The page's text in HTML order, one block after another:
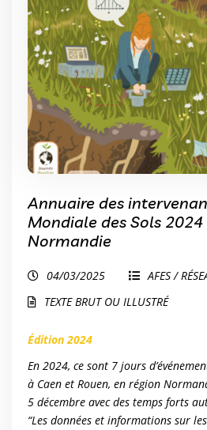
Annuaire des
Mondiale des Sols 2024
Normandie
04/03/2025
AFES /
TEXTE BRUT OU ILLUSTRÉ
Édition 2024
En 2024, ce sont 7 jours
à Caen et Rouen, en région
5 décembre avec des temps forts
“Les données et informations sur